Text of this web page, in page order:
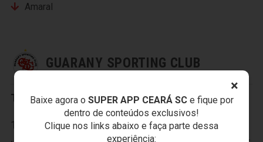
×
Baixe agora o SUPER APP CEARÁ SCe fique por
dentro de conteúdos exclusivos!
Clique nos links abaixo e faça parte dessa
experiência:
Amaral
GUARANY SPORTING CLUB
Titulares:
1-André Zuba; 2-Marcos Vinícius, 3-Joécio, 4-